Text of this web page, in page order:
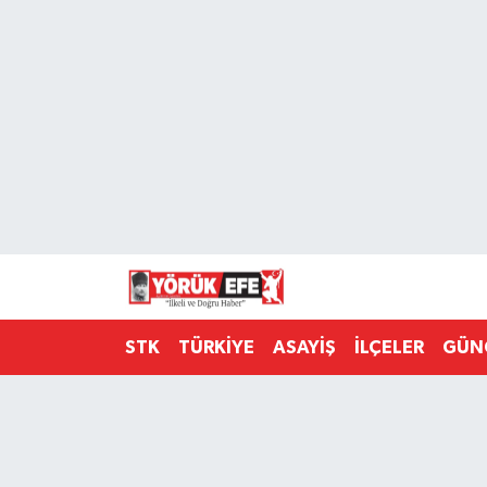
STK TÜRKİYE ASAYİŞ İLÇELER
Süper Lig Puan Durumu ve Fikstür
Tüm Manşetler